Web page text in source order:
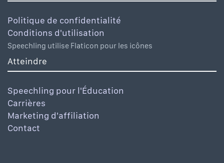
Politique de confidentialité
Conditions d'utilisation
Speechling utilise Flaticon pour les icônes
Atteindre
Speechling pour l'Éducation
Carrières
Marketing d'affiliation
Contact